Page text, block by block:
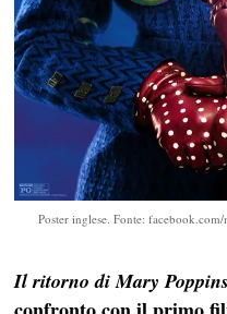
Poster inglese. Fonte:
Il ritorno di Mary Poppins